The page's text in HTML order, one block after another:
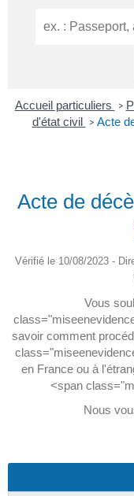
Accueil particuliers >
d'état civil > Acte
Acte de
Vérifié le 10/08/2023 -
Vous
savoir comment
en France ou à
<span
Nous